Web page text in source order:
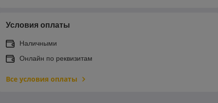
Условия оплаты
Наличными
Онлайн по реквизитам
Все условия оплаты